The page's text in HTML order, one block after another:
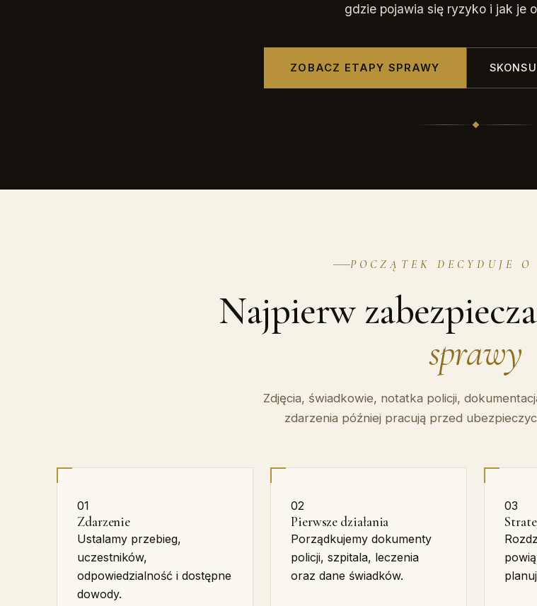
gdzie pojawia się ryzyko i jak je
ZOBACZ ETAPY SPRAWY
POCZĄTEK DECYDUJE
Najpierw
sprawy
Zdjęcia, świadkowie, notatka policji,
zdarzenia później pracują przed
01
Zdarzenie
Ustalamy przebieg,
uczestników,
odpowiedzialność i dostępne
dowody.
02
Pierwsze działania
Porządkujemy dokumenty
policji, szpitala, leczenia
oraz dane świadków.
03